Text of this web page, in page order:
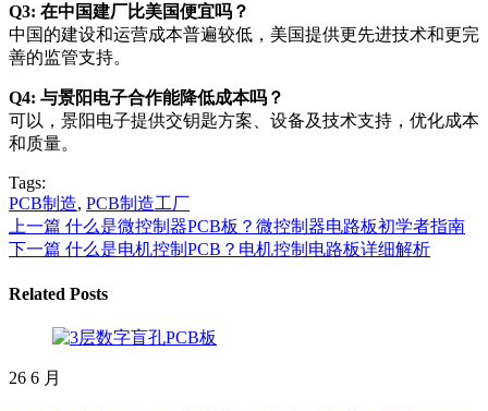
Q3: 在中国建厂比美国便宜吗？
中国的建设和运营成本普遍较低，美国提供更先进技术和更完
善的监管支持。
Q4: 与景阳电子合作能降低成本吗？
可以，景阳电子提供交钥匙方案、设备及技术支持，优化成本
和质量。
Tags:
PCB制造, PCB制造工厂
上一篇 什么是微控制器PCB板？微控制器电路板初学者指南
下一篇 什么是电机控制PCB？电机控制电路板详细解析
Related Posts
26 6 月